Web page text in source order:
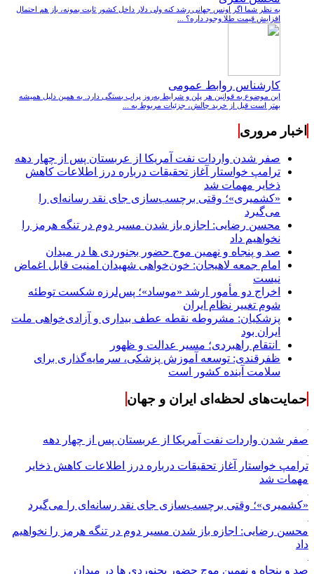
به نظر شما اگر اونس جهانی رشد کنه ولی دلار داخل کشور ثابت بمونه، باز هم احتمال
افزایش قیمت طلا وجود داره؟ ...
کارشناس روابط عمومی
این موضوع به قوانین هر پلن و شرایط به‌روز پراپ بستگی دارد. به همین دلیل همیشه
بهتر است قبل از خرید چالش، جزئیات مربوط به ...
اخبار مروری
صفر شدن واردات نفت آمریکا از عربستان پس از چهار دهه
ترامپ خواستار آغاز تحقیقات درباره درز اطلاعات کاهش
ذخایر مهمات شد
«کشمیری»؛ وقتی برچسب‌سازی جای نقد رسانه‌ای را
می‌گیرد
محسن رضایی: اجازه باز شدن مسیر دوم در تنگه هرمز را
نخواهیم داد
صد و پنجاه و نهمین موج حضور بجنوردی ها در میدان
امام جمعه لاهیجان: خون‌خواهی شهیدان امنیت قابل اغماض
نیست
اخراج دو مأمور ارشد «موساد»؛ پس‌لرزه شکست توطئه
شوم تغییر نظام ایران
پزشکیان: مشروطه نقطه عطف بیداری و آزادی‌خواهی ملت
ایران بود
انتقام راهبردی؛ مسیر عدالت و ظهور
ظفرقندی: توسعه آموزش پزشکی، سرمایه‌گذاری برای
سلامت آینده کشور است
حمایت‌های لحظه‌ای ایران و جهان
صفر شدن واردات نفت آمریکا از عربستان پس از چهار دهه
ترامپ خواستار آغاز تحقیقات درباره درز اطلاعات کاهش ذخایر
مهمات شد
«کشمیری»؛ وقتی برچسب‌سازی جای نقد رسانه‌ای را می‌گیرد
محسن رضایی: اجازه باز شدن مسیر دوم در تنگه هرمز را نخواهیم
داد
صد و پنجاه و نهمین موج حضور بجنوردی ها در میدان